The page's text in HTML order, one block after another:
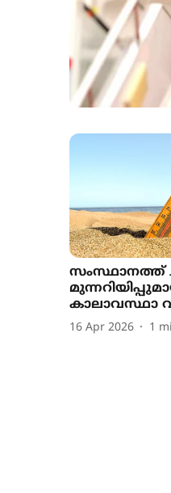
കാലാവസ്ഥാ
16 Apr 2026 1